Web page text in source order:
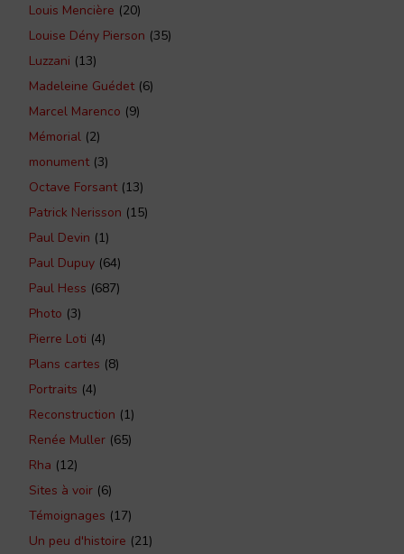
Louis Mencière (20)
Louise Dény Pierson (35)
Luzzani (13)
Madeleine Guédet(6)
Marcel Marenco (9)
Mémorial (2)
monument(3)
Octave Forsant(13)
Patrick Nerisson (15)
Paul Devin (1)
Paul Dupuy (64)
Paul Hess (687)
Photo (3)
Pierre Loti (4)
Plans cartes (8)
Portraits (4)
Reconstruction (1)
Renée Muller (65)
Rha (12)
Sites à voir (6)
Témoignages (17)
Un peu d'histoire (21)